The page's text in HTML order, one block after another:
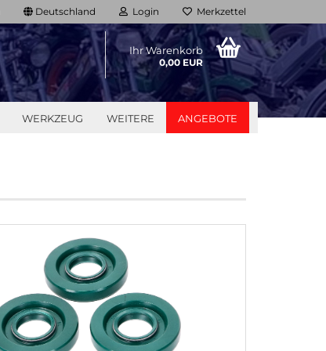
Deutschland Login Merkzettel
Ihr Warenkorb
0,00 EUR
WERKZEUG ANGEBOTE
WEITERE